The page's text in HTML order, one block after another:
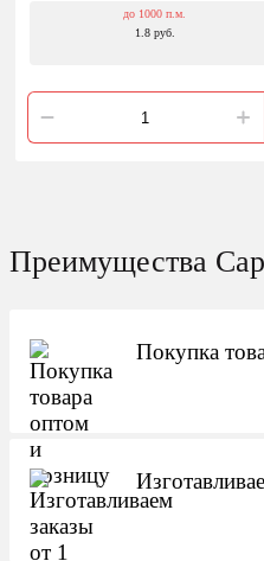
до 1000 п.м.
1.8 руб.
Преимущества
Покупка